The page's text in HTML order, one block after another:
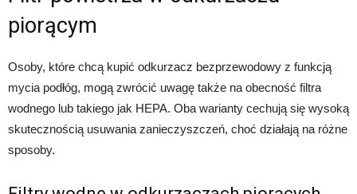
piorącym
Osoby, które chcą kupić odkurzacz bezprzewodowy z funkcją
mycia podłóg, mogą zwrócić uwagę także na obecność filtra
wodnego lub takiego jak HEPA. Oba warianty cechują się wysoką
skutecznością usuwania zanieczyszczeń, choć działają na różne
sposoby.